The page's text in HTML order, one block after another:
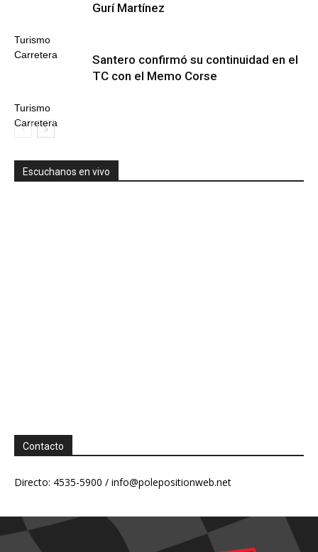
Turismo
Carretera
Gurí Martínez
Turismo
Carretera
Santero confirmó su continuidad en el
TC con el Memo Corse
Escuchanos en vivo
Contacto
Directo: 4535-5900 / info@polepositionweb.net